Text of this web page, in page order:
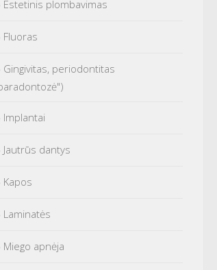
Estetinis plombavimas
Fluoras
Gingivitas, periodontitas
Implantai
Jautrūs dantys
Kapos
Laminatės
Miego apnėja